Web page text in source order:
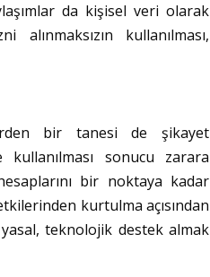
da kişisel veri olarak
kullanılması,
bir tanesi de şikayet
kullanılması sonucu zarara
bir noktaya kadar
kurtulma açısından
teknolojik destek almak